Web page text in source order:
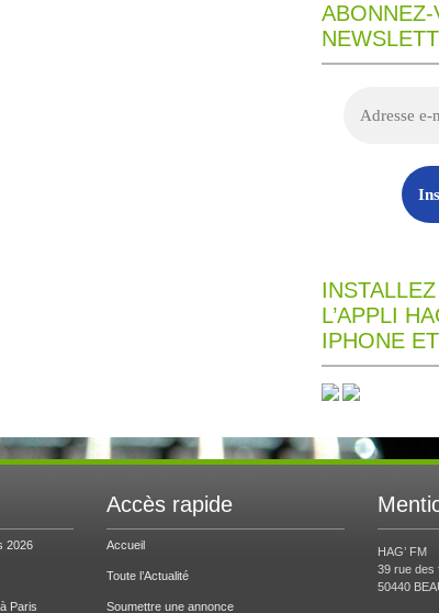
L’APPLI
IPHONE
2026
Paris
Accès rapide
Accueil
Toute l’Actualité
Soumettre une annonce
HAG’ FM
39 rue des
50440